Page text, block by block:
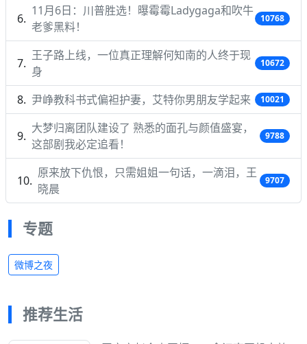
11月6日：川普胜选！曝霉霉Ladygaga和吹牛
老爹黑料！
10768
王子路上线，一位真正理解何知南的人终于现
身
10672
尹峥教科书式偏袒护妻，艾特你男朋友学起来 10021
大梦归离团队建设了 熟悉的面孔与颜值盛宴，
这部剧我必定追看！
9788
原来放下仇恨，只需姐姐一句话，一滴泪，王
晓晨
9707
专题
微博之夜
推荐生活